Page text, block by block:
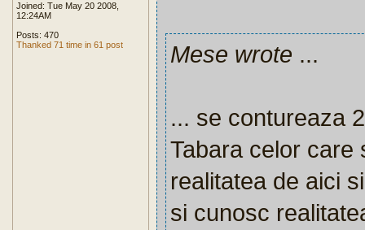
Joined: Tue May 20 2008,
12:24AM
Posts: 470
Thanked 71 time in 61 post
Mese wrote ...
... se contureaza
Tabara celor care
realitatea de aici
si cunosc